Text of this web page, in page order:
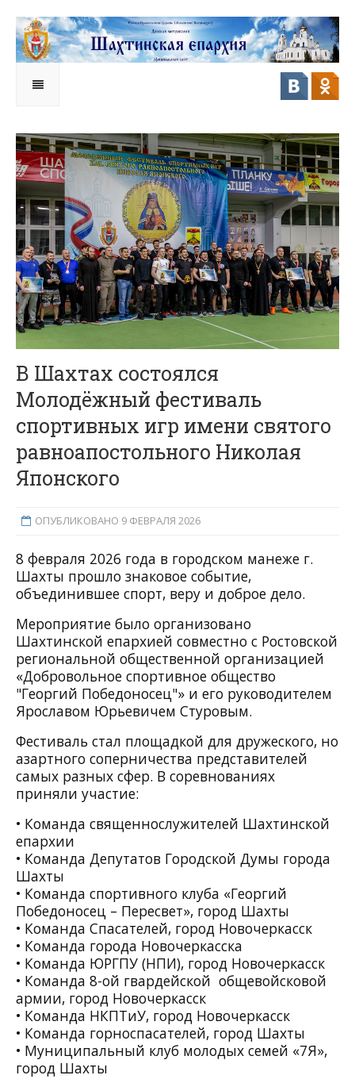
В Шахтах состоялся
Молодёжный фестиваль
спортивных игр имени святого
равноапостольного Николая
Японского
ОПУБЛИКОВАНО 9 ФЕВРАЛЯ 2026
8 февраля 2026 года в городском манеже г.
Шахты прошло знаковое событие,
объединившее спорт, веру и доброе дело.
Мероприятие было организовано
Шахтинской епархией совместно с Ростовской
региональной общественной организацией
«Добровольное спортивное общество
"Георгий Победоносец"» и его руководителем
Ярославом Юрьевичем Стуровым.
Фестиваль стал площадкой для дружеского, но
азартного соперничества представителей
самых разных сфер. В соревнованиях
приняли участие:
• Команда священнослужителей Шахтинской
епархии
• Команда Депутатов Городской Думы города
Шахты
• Команда спортивного клуба «Георгий
Победоносец – Пересвет», город Шахты
• Команда Спасателей, город Новочеркасск
• Команда города Новочеркасска
• Команда ЮРГПУ (НПИ), город Новочеркасск
• Команда 8-ой гвардейской общевойсковой
армии, город Новочеркасск
• Команда НКПТиУ, город Новочеркасск
• Команда горноспасателей, город Шахты
• Муниципальный клуб молодых семей «7Я»,
город Шахты